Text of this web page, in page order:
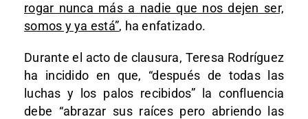
rogar nunca más a nadie que nos dejen ser,
somos y ya está”, ha enfatizado.
Durante el acto de clausura, Teresa Rodríguez
ha incidido en que, “después de todas las
luchas y los palos recibidos” la confluencia
debe “abrazar sus raíces pero abriendo las